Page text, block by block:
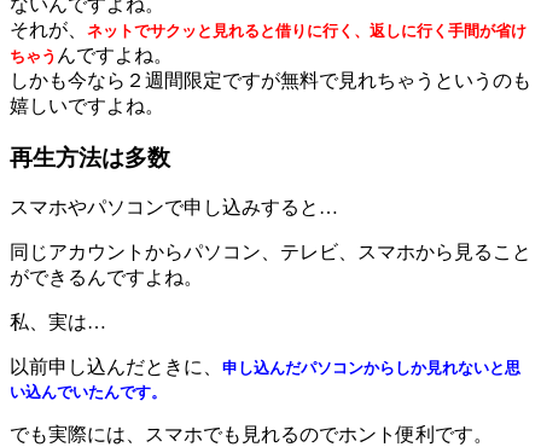
それが、 ネットでサクッと見れると借りに行く、返しに行く手間が省け
ちゃう んですよね。
しかも今なら２週間限定ですが無料で見れちゃうというのも
嬉しいですよね。
再生方法は多数
スマホやパソコンで申し込みすると…
同じアカウントからパソコン、テレビ、スマホから見ること
ができるんですよね。
私、実は…
以前申し込んだときに、 申し込んだパソコンからしか見れないと思
い込んでいたんです。
でも実際には、スマホでも見れるのでホント便利です。